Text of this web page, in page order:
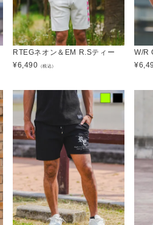
RTEGネオン＆EM R.Sティー
¥6,490 （税込）
W/R
¥